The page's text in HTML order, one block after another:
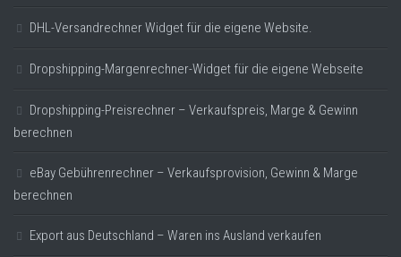
DHL-Versandrechner Widget für die eigene Website.
Dropshipping-Margenrechner-Widget für die eigene Webseite
Dropshipping-Preisrechner – Verkaufspreis, Marge & Gewinn
berechnen
eBay Gebührenrechner – Verkaufsprovision, Gewinn & Marge
berechnen
Export aus Deutschland – Waren ins Ausland verkaufen